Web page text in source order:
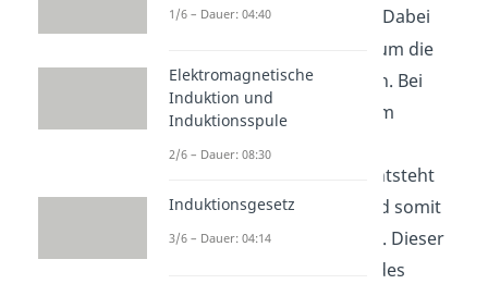
Hufeisenmagnet heraus“. Dabei
, um die
Leiterschaukel zu bewegen. Bei
bewegten Teilchen in einem
Magnetfeld wirkt nun
und es entsteht
eine Ladungstrennung und somit
auch einInduktionsstrom . Dieser
kann am Nadelausschlag des
1/6 – Dauer: 04:40
Elektromagnetische
Induktion und
Induktionsspule
2/6 – Dauer: 08:30
Induktionsgesetz
3/6 – Dauer: 04:14